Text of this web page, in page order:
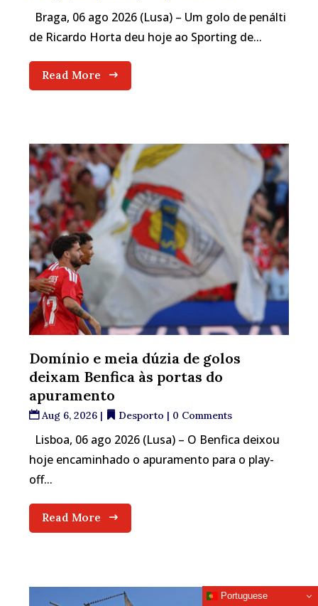
Braga, 06 ago 2026 (Lusa) – Um golo de penálti
de Ricardo Horta deu hoje ao Sporting de...
Read More
Domínio e meia dúzia de golos
deixam Benfica às portas do
apuramento
Aug 6, 2026 | Desporto | 0 Comments
Lisboa, 06 ago 2026 (Lusa) – O Benfica deixou
hoje encaminhado o apuramento para o play-
off...
Read More
Portuguese